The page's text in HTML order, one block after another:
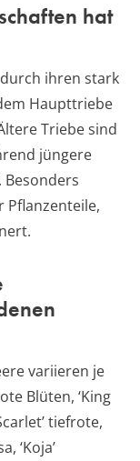
hat
ihren stark
Haupttriebe
Triebe sind
jüngere
Pflanzenteile,
variieren je
Blüten, ‘King
tiefrote,
‘Koja’